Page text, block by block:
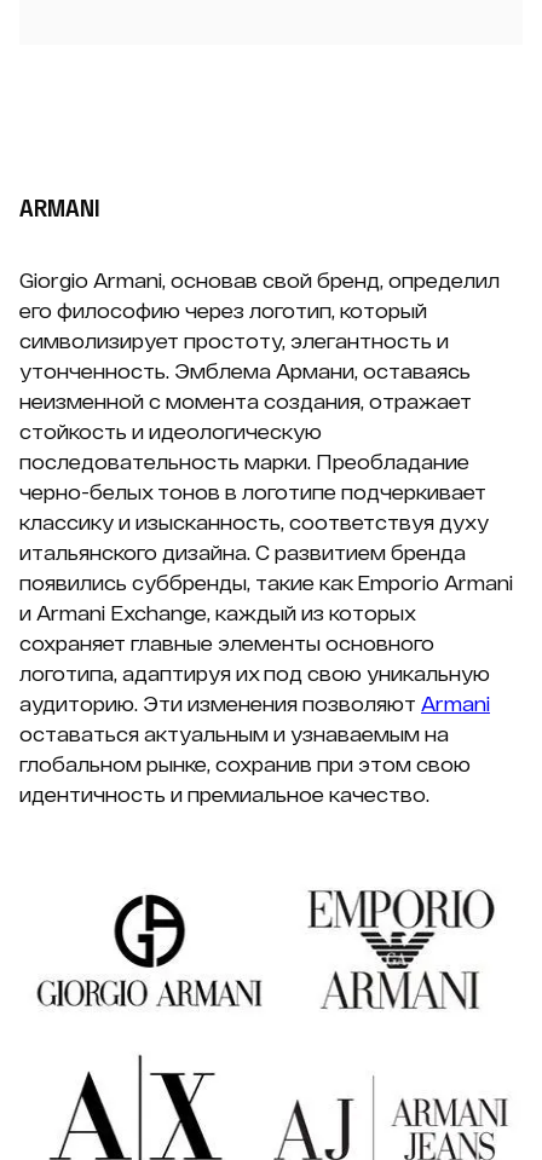
ARMANI
Giorgio Armani, основав свой бренд, определил
его философию через логотип, который
символизирует простоту, элегантность и
утонченность. Эмблема Армани, оставаясь
неизменной с момента создания, отражает
стойкость и идеологическую
последовательность марки. Преобладание
черно-белых тонов в логотипе подчеркивает
классику и изысканность, соответствуя духу
итальянского дизайна. С развитием бренда
появились суббренды, такие как Emporio Armani
и Armani Exchange, каждый из которых
сохраняет главные элементы основного
логотипа, адаптируя их под свою уникальную
аудиторию. Эти изменения позволяют Armani
оставаться актуальным и узнаваемым на
глобальном рынке, сохранив при этом свою
идентичность и премиальное качество.